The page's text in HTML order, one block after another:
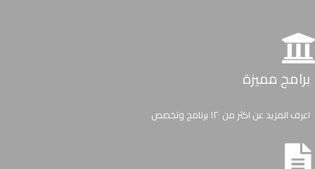
برامج مميزة
اعرف المزيد عن اكثر من ١٢٠ برنامج وتخصص